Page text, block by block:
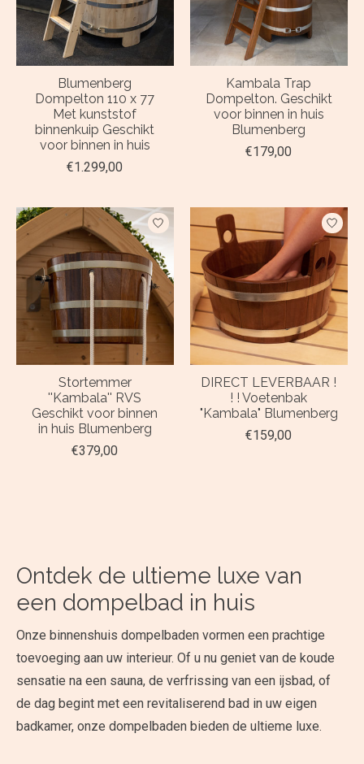
Blumenberg
Dompelton 110 x 77
Met kunststof
binnenkuip Geschikt
voor binnen in huis
€1.299,00
Kambala Trap
Dompelton. Geschikt
voor binnen in huis
Blumenberg
€179,00
Stortemmer
''Kambala'' RVS
Geschikt voor binnen
in huis Blumenberg
€379,00
DIRECT LEVERBAAR !
! ! Voetenbak
"Kambala" Blumenberg
€159,00
Ontdek de ultieme luxe van
een dompelbad in huis
Onze binnenshuis dompelbaden vormen een prachtige
toevoeging aan uw interieur. Of u nu geniet van de koude
sensatie na een sauna, de verfrissing van een ijsbad, of
de dag begint met een revitaliserend bad in uw eigen
badkamer, onze dompelbaden bieden de ultieme luxe.